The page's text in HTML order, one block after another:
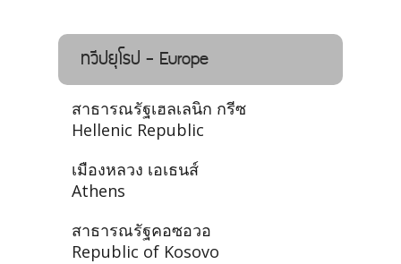
ทวีปยุโรป - Europe
สาธารณรัฐเฮลเลนิก กรีซ
Hellenic Republic
เมืองหลวง เอเธนส์
Athens
สาธารณรัฐคอซอวอ
Republic of Kosovo